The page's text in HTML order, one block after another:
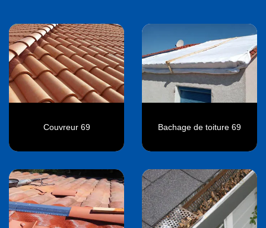
Couvreur 69 Bachage de toiture 69